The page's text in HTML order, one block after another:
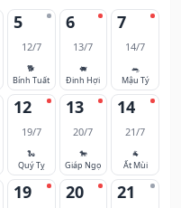
5
12/7
🐕
Bính Tuất
6
13/7
🐖
Đinh Hợi
7
14/7
🐀
Mậu Tý
12
19/7
🐍
Quý Tỵ
13
20/7
🐎
Giáp Ngọ
14
21/7
🐐
Ất Mùi
19 20 21